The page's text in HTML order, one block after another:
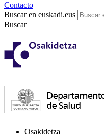
Contacto
Buscar en euskadi.eus
Buscar
Osakidetza